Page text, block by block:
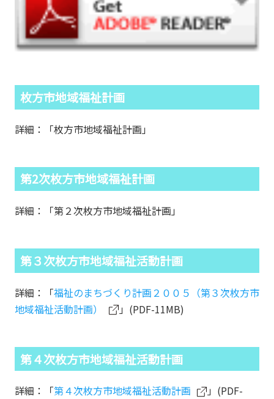
枚方市地域福祉計画
詳細：「枚方市地域福祉計画」
第2次枚方市地域福祉計画
詳細：「第２次枚方市地域福祉計画」
第３次枚方市地域福祉活動計画
詳細：「福祉のまちづくり計画２００５（第３次枚方市
地域福祉活動計画）
」(PDF-11MB)
第４次枚方市地域福祉活動計画
詳細：「第４次枚方市地域福祉活動計画
」(PDF-